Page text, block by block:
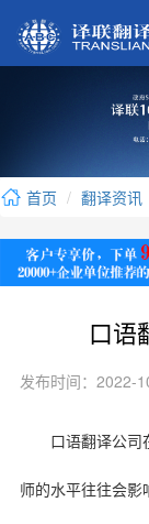
首页 翻译资讯
口语
发布时间：2022-
口语翻译公司
师的水平往往会影